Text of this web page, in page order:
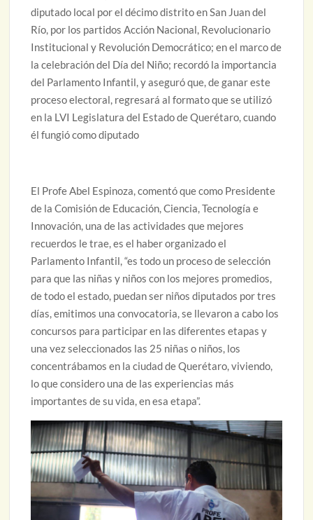
diputado local por el décimo distrito en San Juan del
Río, por los partidos Acción Nacional, Revolucionario
Institucional y Revolución Democrático; en el marco de
la celebración del Día del Niño; recordó la importancia
del Parlamento Infantil, y aseguró que, de ganar este
proceso electoral, regresará al formato que se utilizó
en la LVI Legislatura del Estado de Querétaro, cuando
él fungió como diputado
El Profe Abel Espinoza, comentó que como Presidente
de la Comisión de Educación, Ciencia, Tecnología e
Innovación, una de las actividades que mejores
recuerdos le trae, es el haber organizado el
Parlamento Infantil, “es todo un proceso de selección
para que las niñas y niños con los mejores promedios,
de todo el estado, puedan ser niños diputados por tres
días, emitimos una convocatoria, se llevaron a cabo los
concursos para participar en las diferentes etapas y
una vez seleccionados las 25 niñas o niños, los
concentrábamos en la ciudad de Querétaro, viviendo,
lo que considero una de las experiencias más
importantes de su vida, en esa etapa”.